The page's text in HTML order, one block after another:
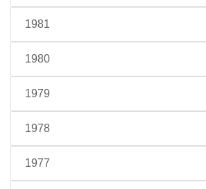
1981
1980
1979
1978
1977